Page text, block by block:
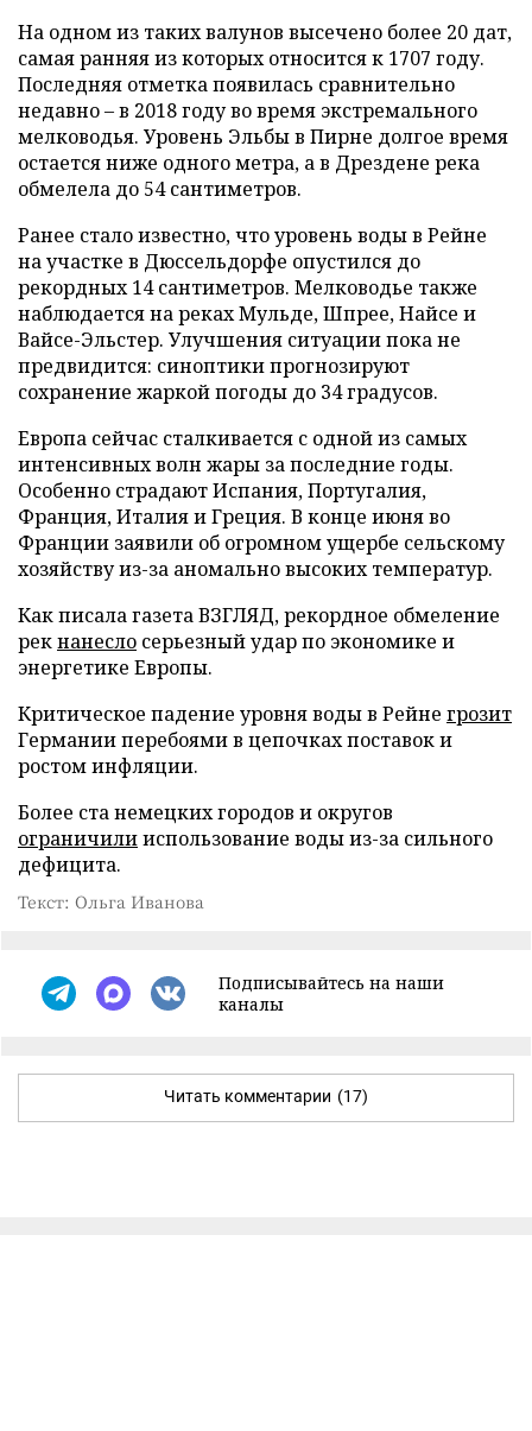
На одном из таких валунов высечено более 20 дат,
самая ранняя из которых относится к 1707 году.
Последняя отметка появилась сравнительно
недавно – в 2018 году во время экстремального
мелководья. Уровень Эльбы в Пирне долгое время
остается ниже одного метра, а в Дрездене река
обмелела до 54 сантиметров.
Ранее стало известно, что уровень воды в Рейне
на участке в Дюссельдорфе опустился до
рекордных 14 сантиметров. Мелководье также
наблюдается на реках Мульде, Шпрее, Найсе и
Вайсе-Эльстер. Улучшения ситуации пока не
предвидится: синоптики прогнозируют
сохранение жаркой погоды до 34 градусов.
Европа сейчас сталкивается с одной из самых
интенсивных волн жары за последние годы.
Особенно страдают Испания, Португалия,
Франция, Италия и Греция. В конце июня во
Франции заявили об огромном ущербе сельскому
хозяйству из-за аномально высоких температур.
Как писала газета ВЗГЛЯД, рекордное обмеление
рекнанесло серьезный удар по экономике и
энергетике Европы.
Критическое падение уровня воды в Рейне грозит
Германии перебоями в цепочках поставок и
ростом инфляции.
Более ста немецких городов и округов
ограничилииспользование воды из-за сильного
дефицита.
Текст: Ольга Иванова
Подписывайтесь на наши
каналы
Читать комментарии (17)